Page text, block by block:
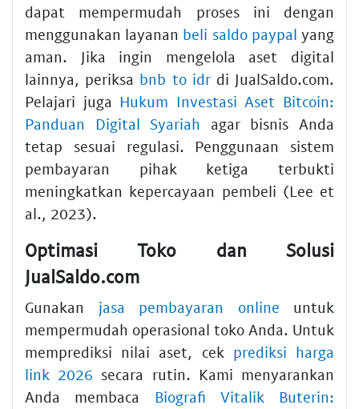
dapat mempermudah proses ini dengan
menggunakan layanan beli saldo paypal yang
aman. Jika ingin mengelola aset digital
lainnya, periksa bnb to idrdi JualSaldo.com.
Pelajari juga Hukum Investasi Aset Bitcoin:
Panduan Digital Syariah agar bisnis Anda
tetap sesuai regulasi. Penggunaan sistem
pembayaran pihak ketiga terbukti
meningkatkan kepercayaan pembeli (Lee et
al., 2023).
Optimasi Toko dan Solusi
JualSaldo.com
Gunakan jasa pembayaran online untuk
mempermudah operasional toko Anda. Untuk
memprediksi nilai aset, cek prediksi harga
link 2026 secara rutin. Kami menyarankan
Anda membaca Biografi Vitalik Buterin: